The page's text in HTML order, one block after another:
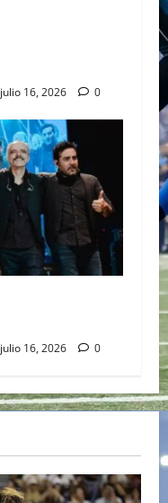
julio 16, 2026 0
julio 16, 2026 0